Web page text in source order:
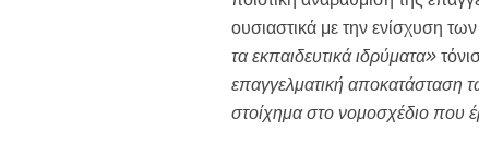
ουσιαστικά με την ενίσχυση
τα εκπαιδευτικά ιδρύματα»
επαγγελματική αποκατάσταση
στοίχημα στο νομοσχέδιο που